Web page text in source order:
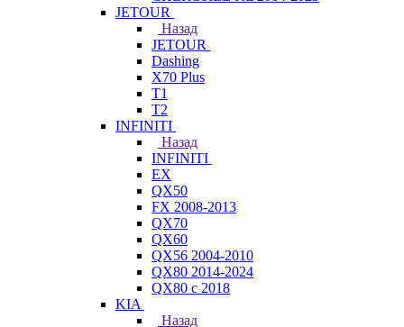
JETOUR
Назад
JETOUR
Dashing
X70 Plus
T1
T2
INFINITI
Назад
INFINITI
EX
QX50
FX 2008-2013
QX70
QX60
QX56 2004-2010
QX80 2014-2024
QX80 c 2018
KIA
Назад